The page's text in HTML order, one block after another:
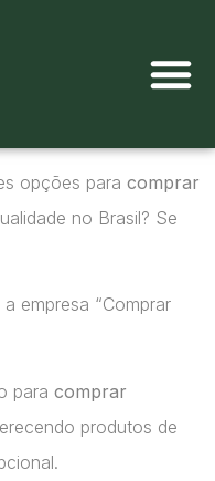
opções para comprar
no Brasil? Se
empresa “Comprar
para comprar
produtos de